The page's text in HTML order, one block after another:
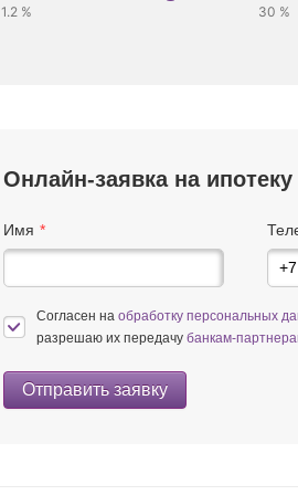
1.2 % 30 %
Онлайн-заявка на ипотеку
Имя
Согласен на обработку персональных
разрешаю их передачу банкам-
Отправить заявку